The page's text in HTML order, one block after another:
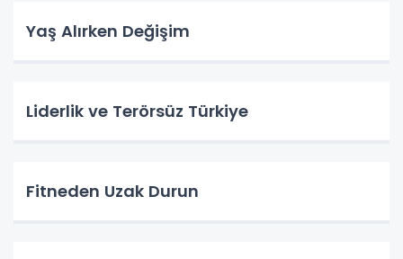
Yaş Alırken Değişim
Liderlik ve Terörsüz Türkiye
Fitneden Uzak Durun